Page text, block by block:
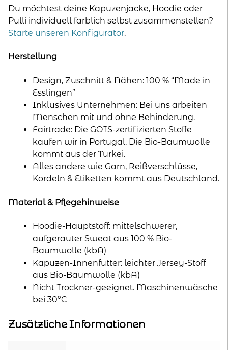
Du möchtest deine Kapuzenjacke, Hoodie oder
Pulli individuell farblich selbst zusammenstellen?
Starte unseren Konfigurator.
Herstellung
Design, Zuschnitt & Nähen: 100 % “Made in
Esslingen”
Inklusives Unternehmen: Bei uns arbeiten
Menschen mit und ohne Behinderung.
Fairtrade: Die GOTS-zertifizierten Stoffe
kaufen wir in Portugal. Die Bio-Baumwolle
kommt aus der Türkei.
Alles andere wie Garn, Reißverschlüsse,
Kordeln & Etiketten kommt aus Deutschland.
Material & Pflegehinweise
Hoodie-Hauptstoff: mittelschwerer,
aufgerauter Sweat aus 100 % Bio-
Baumwolle (kbA)
Kapuzen-Innenfutter: leichter Jersey-Stoff
aus Bio-Baumwolle (kbA)
Nicht Trockner-geeignet. Maschinenwäsche
bei 30°C
Zusätzliche Informationen